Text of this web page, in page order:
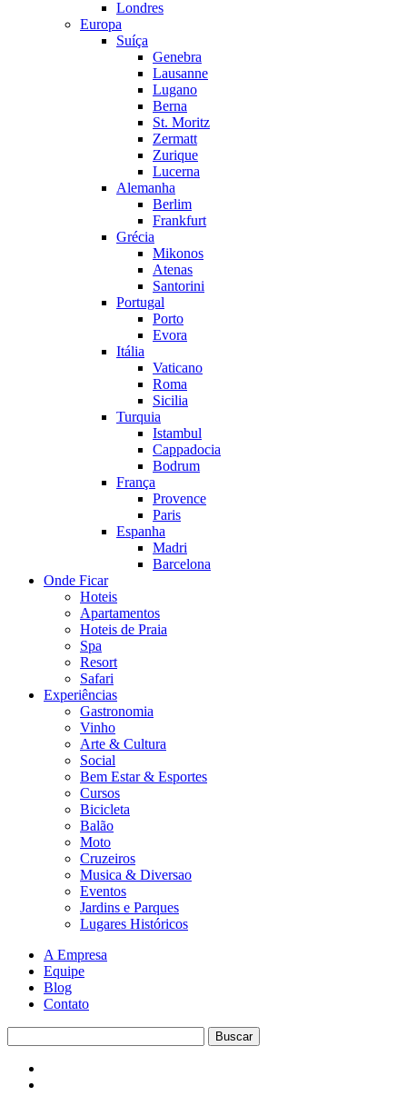
Londres
Europa
Suíça
Genebra
Lausanne
Lugano
Berna
St. Moritz
Zermatt
Zurique
Lucerna
Alemanha
Berlim
Frankfurt
Grécia
Mikonos
Atenas
Santorini
Portugal
Porto
Evora
Itália
Vaticano
Roma
Sicilia
Turquia
Istambul
Cappadocia
Bodrum
França
Provence
Paris
Espanha
Madri
Barcelona
Onde Ficar
Hoteis
Apartamentos
Hoteis de Praia
Spa
Resort
Safari
Experiências
Gastronomia
Vinho
Arte & Cultura
Social
Bem Estar & Esportes
Cursos
Bicicleta
Balão
Moto
Cruzeiros
Musica & Diversao
Eventos
Jardins e Parques
Lugares Históricos
A Empresa
Equipe
Blog
Contato